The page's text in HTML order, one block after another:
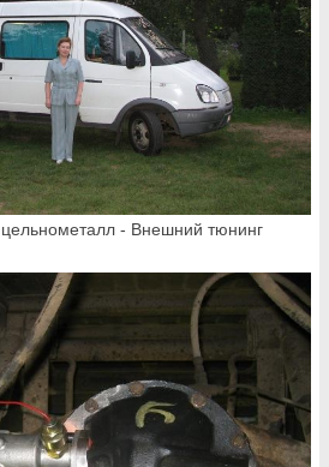
- Внешний тюнинг